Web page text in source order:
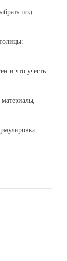
под
и что учесть